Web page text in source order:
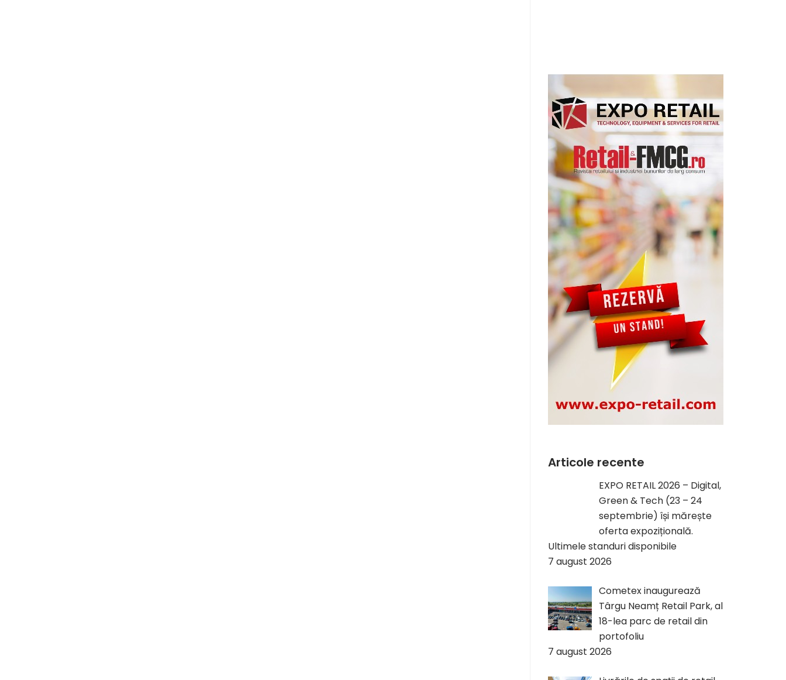
Articole recente
EXPO RETAIL 2026 – Digital,
Green & Tech (23 – 24
septembrie) își mărește
oferta expozițională.
Ultimele standuri disponibile
7 august 2026
Cometex inaugurează
Târgu Neamț Retail Park, al
18-lea parc de retail din
portofoliu
7 august 2026